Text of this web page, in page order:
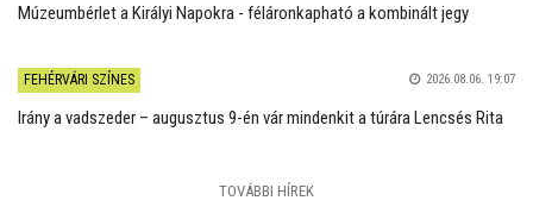
Múzeumbérlet a Királyi Napokra - féláronkapható a kombinált jegy
FEHÉRVÁRI SZÍNES 2026.08.06. 19:07
Irány a vadszeder – augusztus 9-én vár mindenkit a túrára Lencsés Rita
TOVÁBBI HÍREK